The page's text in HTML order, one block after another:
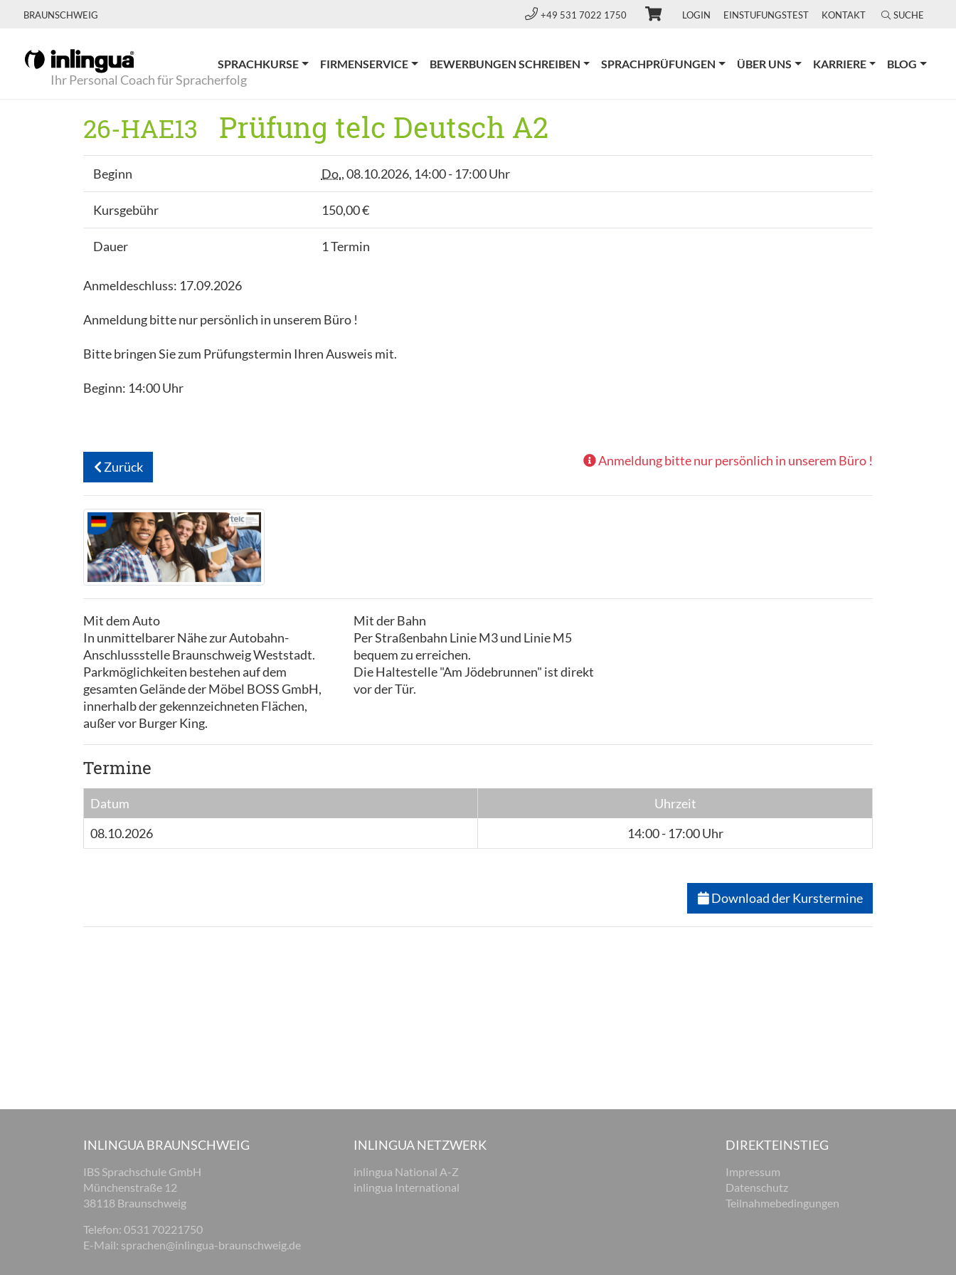
BRAUNSCHWEIG +49 531 7022 1750 LOGIN EINSTUFUNGSTEST KONTAKT SUCHE
Ihr Personal Coach für Spracherfolg
SPRACHKURSE FIRMENSERVICE BEWERBUNGEN SCHREIBEN SPRACHPRÜFUNGEN ÜBER UNS KARRIERE BLOG
26-HAE13 Prüfung telc Deutsch A2
Beginn Do., 08.10.2026, 14:00 - 17:00 Uhr
Kursgebühr 150,00 €
Dauer 1 Termin
Anmeldeschluss: 17.09.2026
Anmeldung bitte nur persönlich in unserem Büro !
Bitte bringen Sie zum Prüfungstermin Ihren Ausweis mit.
Beginn: 14:00 Uhr
Zurück Anmeldung bitte nur persönlich in unserem Büro !
Mit dem Auto
In unmittelbarer Nähe zur Autobahn-
Anschlussstelle Braunschweig Weststadt.
Parkmöglichkeiten bestehen auf dem
gesamten Gelände der Möbel BOSS GmbH,
innerhalb der gekennzeichneten Flächen,
außer vor Burger King.
Mit der Bahn
Per Straßenbahn Linie M3 und Linie M5
bequem zu erreichen.
Die Haltestelle "Am Jödebrunnen" ist direkt
vor der Tür.
Termine
Datum
Uhrzeit
08.10.2026
14:00 - 17:00 Uhr
Download der Kurstermine
INLINGUA BRAUNSCHWEIG
IBS Sprachschule GmbH
Münchenstraße 12
38118 Braunschweig
Telefon: 0531 70221750
E-Mail: sprachen@inlingua-braunschweig.de
INLINGUA NETZWERK
inlingua National A-Z
inlingua International
DIREKTEINSTIEG
Impressum
Datenschutz
Teilnahmebedingungen